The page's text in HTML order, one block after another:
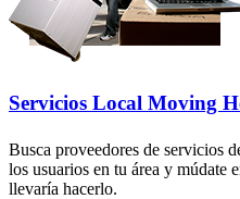
Servicios Local Moving
Busca proveedores de servicios
los usuarios en tu área y múdate
llevaría hacerlo.